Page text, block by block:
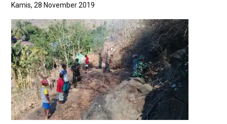
Kamis, 28 November 2019